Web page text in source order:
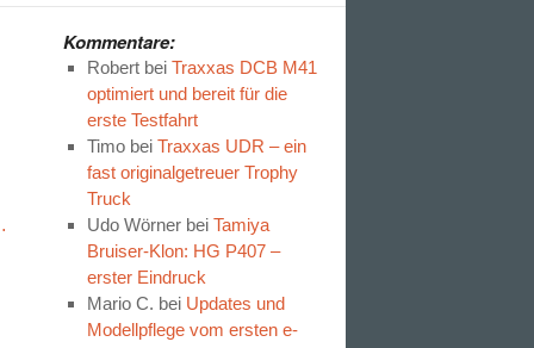
Kommentare:
Robertbei Traxxas DCB M41
optimiert und bereit für die
erste Testfahrt
Timobei Traxxas UDR – ein
fast originalgetreuer Trophy
Truck
Udo Wörnerbei Tamiya
Bruiser-Klon: HG P407 –
erster Eindruck
Mario C. bei Updates und
Modellpflege vom ersten e-